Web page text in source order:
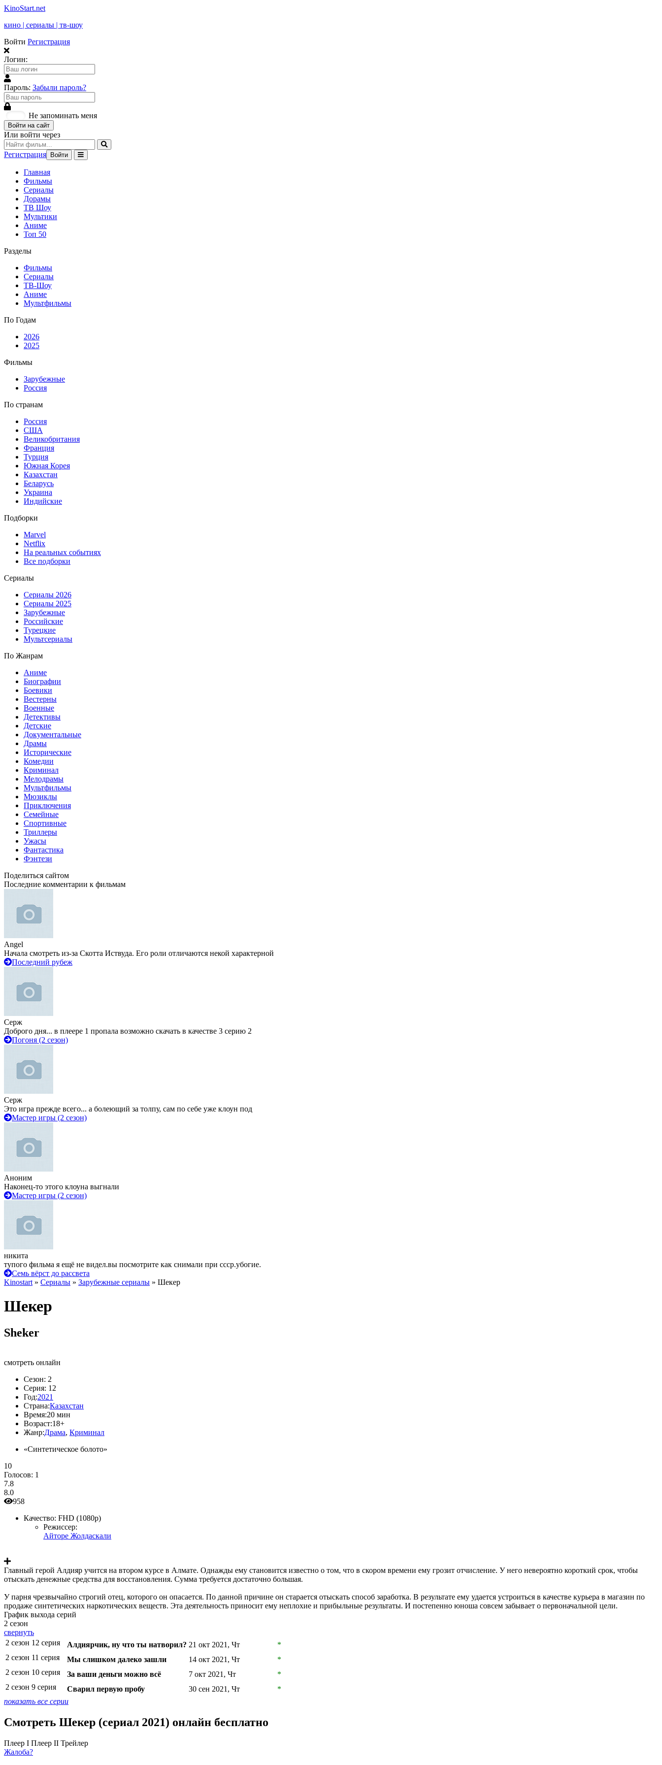
KinoStart.net
кино | сериалы | тв-шоу
Войти Регистрация
Логин:
Пароль: Забыли пароль?
Не запоминать меня
Войти на сайт
Или войти через
Регистрация Войти
Главная
Фильмы
Сериалы
Дорамы
ТВ Шоу
Мультики
Аниме
Топ 50
Разделы
Фильмы
Сериалы
ТВ-Шоу
Аниме
Мультфильмы
По Годам
2026
2025
Фильмы
Зарубежные
Россия
По странам
Россия
США
Великобритания
Франция
Турция
Южная Корея
Казахстан
Беларусь
Украина
Индийские
Подборки
Marvel
Netflix
На реальных событиях
Все подборки
Сериалы
Сериалы 2026
Сериалы 2025
Зарубежные
Российские
Турецкие
Мультсериалы
По Жанрам
Аниме
Биографии
Боевики
Вестерны
Военные
Детективы
Детские
Документальные
Драмы
Исторические
Комедии
Криминал
Мелодрамы
Мультфильмы
Мюзиклы
Приключения
Семейные
Спортивные
Триллеры
Ужасы
Фантастика
Фэнтези
Поделиться сайтом
Последние комментарии к фильмам
Angel
Начала смотреть из-за Скотта Иствуда. Его роли отличаются некой характерной
Последний рубеж
Серж
Доброго дня... в плеере 1 пропала возможно скачать в качестве 3 серию 2
Погоня (2 сезон)
Серж
Это игра прежде всего... а болеющий за толпу, сам по себе уже клоун под
Мастер игры (2 сезон)
Аноним
Наконец-то этого клоуна выгнали
Мастер игры (2 сезон)
никита
тупого фильма я ещё не видел.вы посмотрите как снимали при ссср.убогие.
Семь вёрст до рассвета
Kinostart » Сериалы » Зарубежные сериалы » Шекер
Шекер
Sheker
смотреть онлайн
Сезон: 2
Серия: 12
Год:2021
Страна:Казахстан
Время:20 мин
Возраст:18+
Жанр:Драма, Криминал
«Синтетическое болото»
10
Голосов: 1
7.8
8.0
958
Качество: FHD (1080p)
Режиссер:
Айторе Жолдаскали
Главный герой Алдияр учится на втором курсе в Алмате. Однажды ему становится известно о том, что в скором времени ему грозит отчисление. У него невероятно короткий срок, чтобы
отыскать денежные средства для восстановления. Сумма требуется достаточно большая.
У парня чрезвычайно строгий отец, которого он опасается. По данной причине он старается отыскать способ заработка. В результате ему удается устроиться в качестве курьера в магазин по
продаже синтетических наркотических веществ. Эта деятельность приносит ему неплохие и прибыльные результаты. И постепенно юноша совсем забывает о первоначальной цели.
График выхода серий
2 сезон
свернуть
2 сезон 12 серия
Алдиярчик, ну что ты натворил? 21 окт 2021, Чт
*
2 сезон 11 серия
Мы слишком далеко зашли 14 окт 2021, Чт
*
2 сезон 10 серия
За ваши деньги можно всё 7 окт 2021, Чт
*
2 сезон 9 серия
Сварил первую пробу 30 сен 2021, Чт
*
показать все серии
Смотреть Шекер (сериал 2021) онлайн бесплатно
Плеер I Плеер II Трейлер
Жалоба?